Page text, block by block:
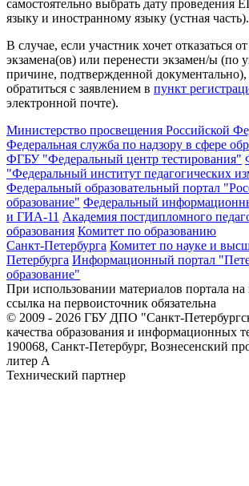
самостоятельно выбрать дату проведения
языку и иностранному языку (устная часть).
В случае, если участник хочет отказаться
экзамена(ов) или перенести экзамен/ы (по
причине, подтвержденной
обратиться с заявлением в пункт
электронной почте).
Министерство просвещения Российской
Федеральная служба по надзору в сфере
ФГБУ "Федеральный центр тестирования"
"Федеральный институт педагогических
Федеральный образовательный портал
образование" Федеральный
и ГИА-11 Академия постдипломного
образования Комитет по образованию
Санкт-Петербурга Комитет по науке и
Петербурга Информационный портал
образование"
При использовании материалов портала
ссылка на первоисточник обязательна
© 2009 - 2026 ГБУ ДПО "Санкт-
качества образования и информационных
190068, Санкт-Петербург, Вознесенский
литер А
Технический партнер